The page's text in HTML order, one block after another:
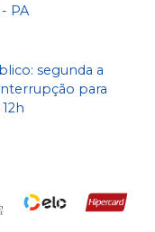
PA
segunda a
para